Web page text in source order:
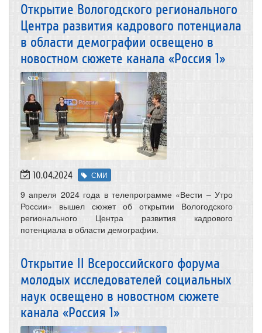
Открытие Вологодского регионального
Центра развития кадрового потенциала
в области демографии освещено в
новостном сюжете канала «Россия 1»
10.04.2024 СМИ
9 апреля 2024 года в телепрограмме «Вести – Утро
России» вышел сюжет об открытии Вологодского
регионального Центра развития кадрового
потенциала в области демографии.
Открытие II Всероссийского форума
молодых исследователей социальных
наук освещено в новостном сюжете
канала «Россия 1»